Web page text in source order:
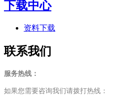
下载中心
资料下载
联系我们
服务热线：
如果您需要咨询我们请拨打热线：